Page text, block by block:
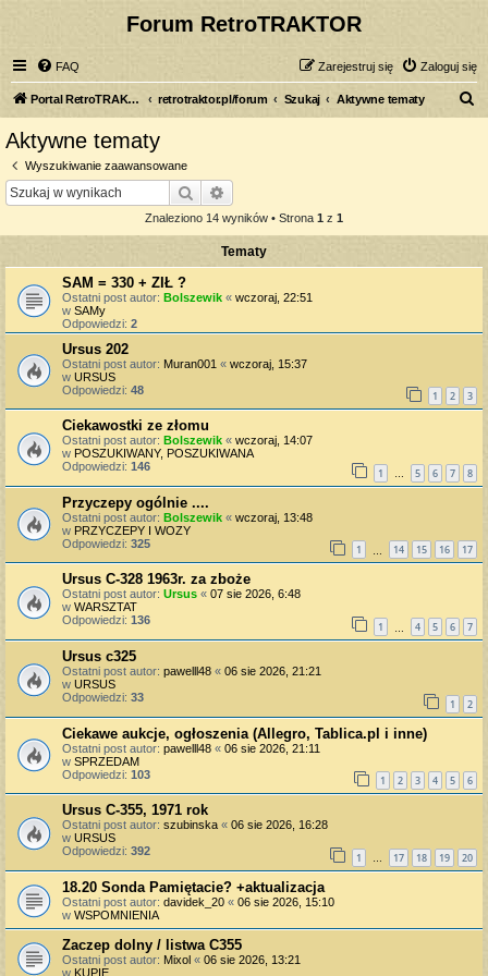
Forum RetroTRAKTOR
FAQ Zaloguj się
Zarejestruj się
Portal RetroTRAKTOR.pl retrotraktor.pl/forum Szukaj Aktywne tematy
Aktywne tematy
Wyszukiwanie zaawansowane
Szukaj
Znaleziono 14 wyników • Strona 1 z 1
Tematy
SAM = 330 + ZIŁ ?
Ostatni post autor: Bolszewik « wczoraj, 22:51
w SAMy
Odpowiedzi: 2
Ursus 202
Ostatni post autor: Muran001 « wczoraj, 15:37
w URSUS
Odpowiedzi: 48 1 2 3
Ciekawostki ze złomu
Ostatni post autor: Bolszewik « wczoraj, 14:07
w POSZUKIWANY, POSZUKIWANA
Odpowiedzi: 146 1 … 5 6 7 8
Przyczepy ogólnie ....
Ostatni post autor: Bolszewik « wczoraj, 13:48
w PRZYCZEPY I WOZY
Odpowiedzi: 325 1 14 15 16 17
Ursus C-328 1963r. za zboże
Ostatni post autor: Ursus « 07 sie 2026, 6:48
w WARSZTAT
Odpowiedzi: 136 1 4 5 6 7
Ursus c325
Ostatni post autor: pawelll48 « 06 sie 2026, 21:21
w URSUS
Odpowiedzi: 33 1 2
Ciekawe aukcje, ogłoszenia (Allegro, Tablica.pl i inne)
Ostatni post autor: pawelll48 « 06 sie 2026, 21:11
w SPRZEDAM
Odpowiedzi: 103 1 2 3 4 5 6
Ursus C-355, 1971 rok
Ostatni post autor: szubinska « 06 sie 2026, 16:28
w URSUS
Odpowiedzi: 392 1 … 17 18 19 20
18.20 Sonda Pamiętacie? +aktualizacja
Ostatni post autor: davidek_20 « 06 sie 2026, 15:10
w WSPOMNIENIA
Zaczep dolny / listwa C355
Ostatni post autor: Mixol « 06 sie 2026, 13:21
w KUPIĘ